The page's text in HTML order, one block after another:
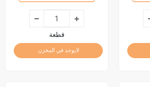
قطعة
لايوجد في المخزن